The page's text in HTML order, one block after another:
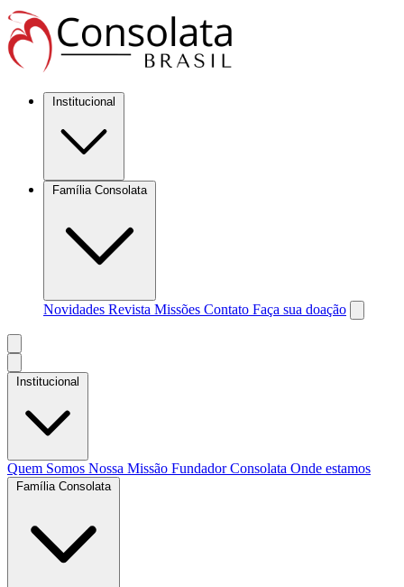
Institucional
Família Consolata
Novidades Revista Missões Contato Faça sua doação
Institucional
Quem Somos Nossa Missão FundadorConsolata Onde estamos
Família Consolata